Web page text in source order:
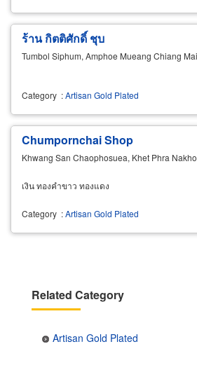
ร้าน กิตติศักดิ์ ชุบ
Tumbol Siphum, Amphoe Mueang Chiang
Category :Artisan Gold Plated
Chumpornchai Shop
Khwang San Chaophosuea, Khet Phra
เงิน ทองคำขาว ทองแดง
Category :Artisan Gold Plated
Related Category
Artisan Gold Plated